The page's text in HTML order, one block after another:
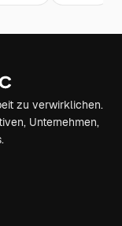
zu verwirklichen.
Unternehmen,